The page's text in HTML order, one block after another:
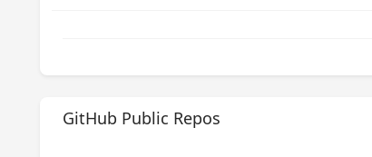
GitHub Public Repos